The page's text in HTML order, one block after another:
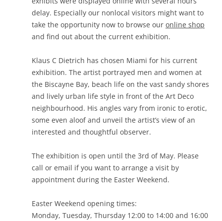
delay. Especially our nonlocal visitors might want to
take the opportunity now to browse our online shop
and find out about the current exhibition.
Klaus C Dietrich has chosen Miami for his current
exhibition. The artist portrayed men and women at
the Biscayne Bay, beach life on the vast sandy shores
and lively urban life style in front of the Art Deco
neighbourhood. His angles vary from ironic to erotic,
some even aloof and unveil the artist’s view of an
interested and thoughtful observer.
The exhibition is open until the 3rd of May. Please
call or email if you want to arrange a visit by
appointment during the Easter Weekend.
Easter Weekend opening times:
Monday, Tuesday, Thursday 12:00 to 14:00 and 16:00